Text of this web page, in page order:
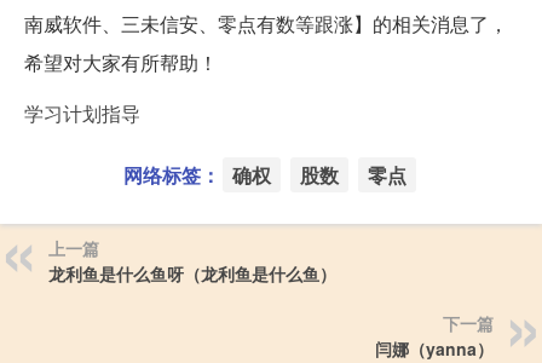
南威软件、三未信安、零点有数等跟涨】的相关消息了，
希望对大家有所帮助！
学习计划指导
网络标签： 确权 股数 零点
上一篇
龙利鱼是什么鱼呀（龙利鱼是什么鱼）
下一篇
闫娜（yanna）